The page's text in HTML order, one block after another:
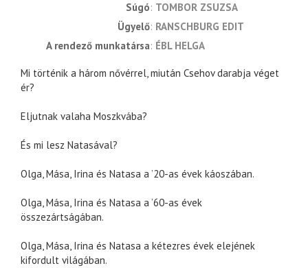
súgó TOMBOR ZSUZSA
ügyelő RANSCHBURG EDIT
a rendező munkatársa ÉBL HELGA
Mi történik a három nővérrel, miután Csehov darabja véget
ér?
Eljutnak valaha Moszkvába?
És mi lesz Natasával?
Olga, Mása, Irina és Natasa a ’20-as évek káoszában.
Olga, Mása, Irina és Natasa a ’60-as évek
összezártságában.
Olga, Mása, Irina és Natasa a kétezres évek elejének
kifordult világában.